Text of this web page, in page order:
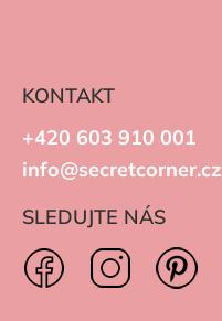
KONTAKT
+420 603 910 001
info@secretcorner.cz
SLEDUJTE NÁS